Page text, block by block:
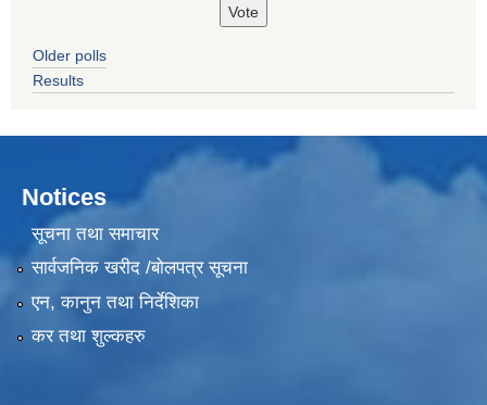
Older polls
Results
Notices
सूचना तथा समाचार
सार्वजनिक खरीद /बोलपत्र सूचना
एन, कानुन तथा निर्देशिका
कर तथा शुल्कहरु